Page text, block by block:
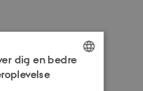
dig en bedre